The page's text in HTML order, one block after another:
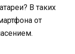
В таких
от